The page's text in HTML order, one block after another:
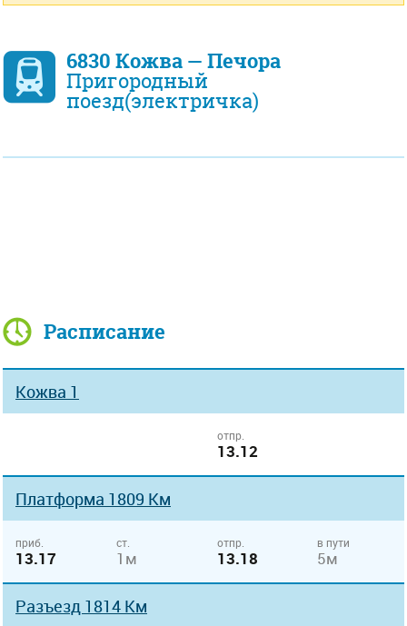
6830 Кожва — Печора
Пригородный
поезд(электричка)
Расписание
Кожва 1
отпр.
13.12
Платформа 1809 Км
приб.
13.17
ст.
1м
отпр.
13.18
в пути
5м
Разъезд 1814 Км